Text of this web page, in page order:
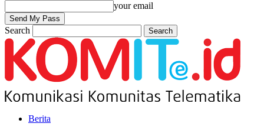
your email
Search
Berita